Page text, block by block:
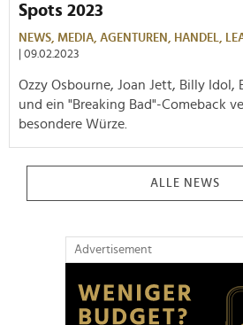
Spots 2023
NEWS, MEDIA, AGENTUREN, HANDEL,
| 09.02.2023
Ozzy Osbourne, Joan Jett, Billy Idol,
und ein "Breaking Bad"-Comeback
besondere Würze.
ALLE NEWS
Advertisement